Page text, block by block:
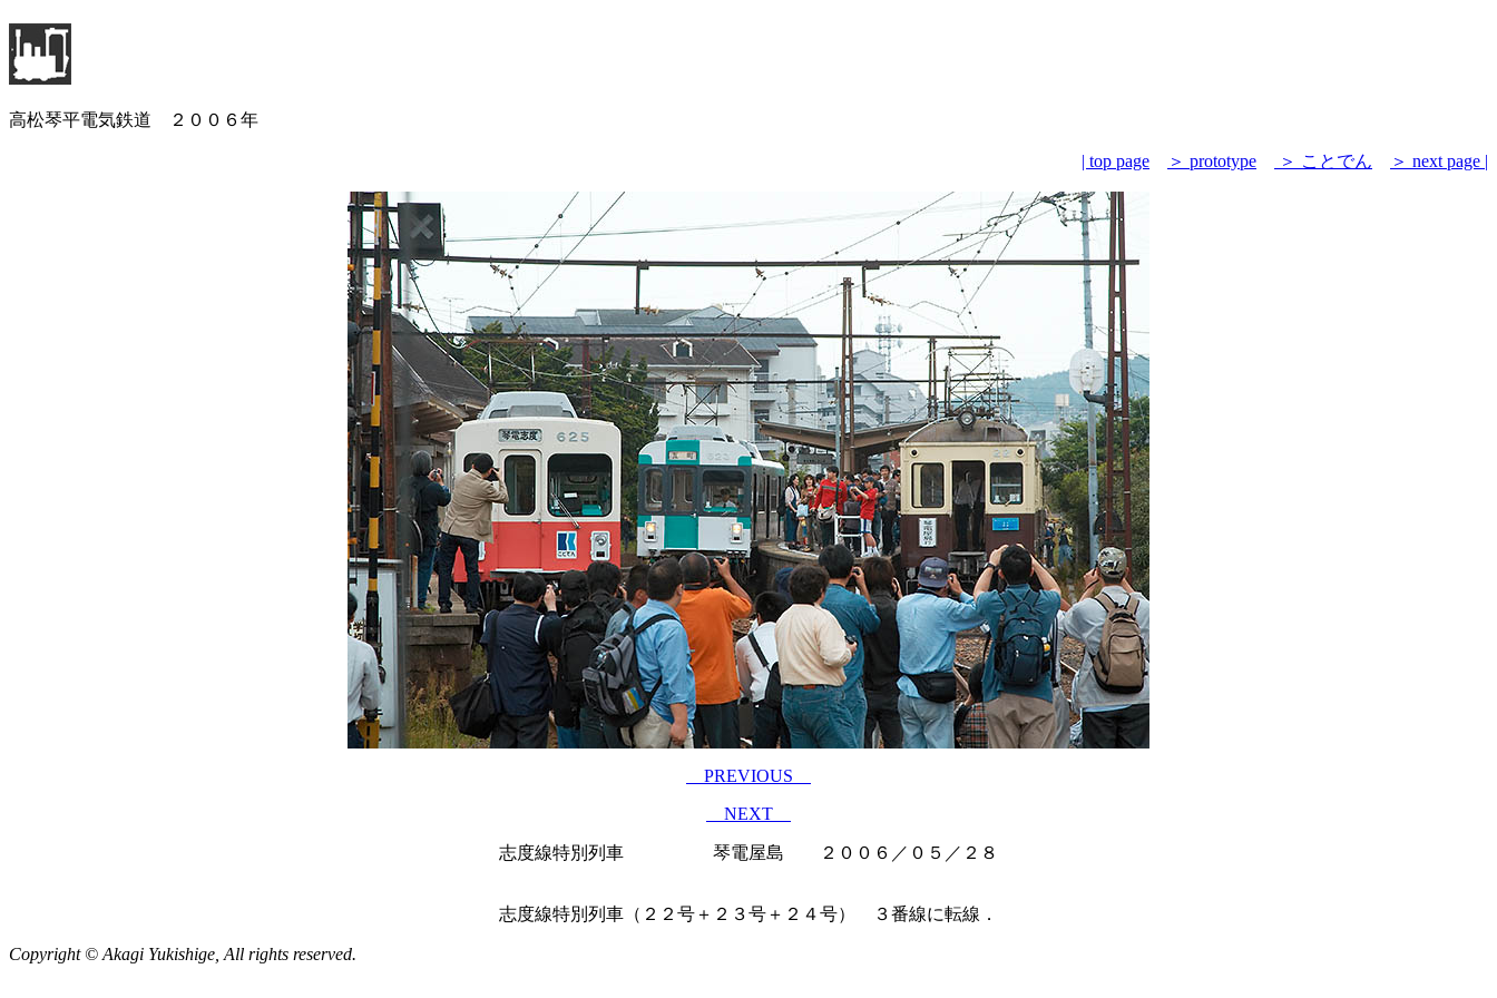
高松琴平電気鉄道 ２００６年
| top page ＞ prototype ＞ ことでん ＞ next page |
PREVIOUS
NEXT
志度線特別列車 琴電屋島 ２００６／０５／２８
志度線特別列車（２２号＋２３号＋２４号） ３番線に転線．
Copyright © Akagi Yukishige, All rights reserved.